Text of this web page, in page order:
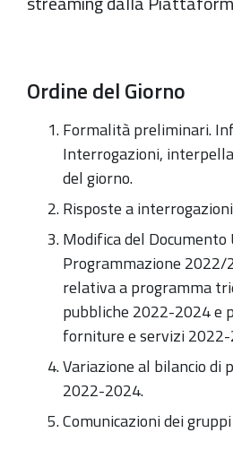
Ordine del Giorno
Formalità preliminari.
Interrogazioni,
del giorno.
Risposte a
Modifica del Documento
Programmazione
relativa a programma
pubbliche 2022-2024 e
forniture e servizi
Variazione al bilancio di
2022-2024.
Comunicazioni dei